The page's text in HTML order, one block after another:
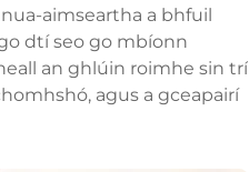
aimseartha a bhfuil
dtí seo go mbíonn
an ghlúin roimhe sin trí
agus a gceapairí